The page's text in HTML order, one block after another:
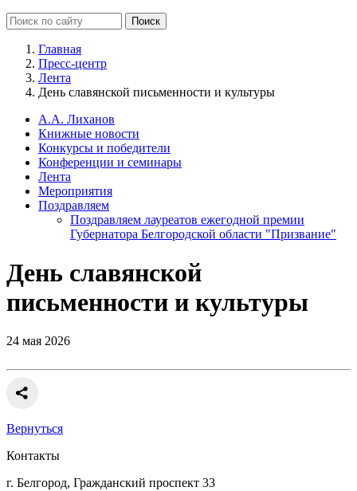
Главная
Пресс-центр
Лента
День славянской письменности и культуры
А.А. Лиханов
Книжные новости
Конкурсы и победители
Конференции и семинары
Лента
Мероприятия
Поздравляем
Поздравляем лауреатов ежегодной премии
Губернатора Белгородской области "Призвание"
День славянской
письменности и культуры
24 мая 2026
Вернуться
Контакты
г. Белгород, Гражданский проспект 33